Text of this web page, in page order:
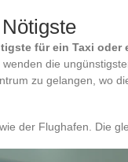
für ein Taxi oder
die
zu gelangen, wo
der Flughafen. Die